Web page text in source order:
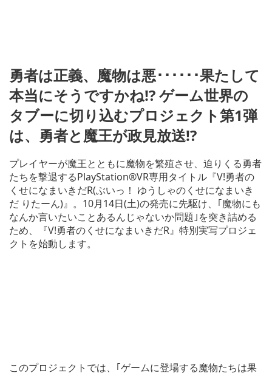
勇者は正義、魔物は悪･･････果たして
本当にそうですかね!? ゲーム世界の
タブーに切り込むプロジェクト第1弾
は、勇者と魔王が政見放送!?
プレイヤーが魔王とともに魔物を繁殖させ、迫りくる勇者
たちを撃退するPlayStation®VR専用タイトル『V!勇者の
くせになまいきだR(ぶいっ！ ゆうしゃのくせになまいき
だ りたーん)』。10月14日(土)の発売に先駆け、｢魔物にも
なんか言いたいことあるんじゃないか問題｣を突き詰める
ため、『V!勇者のくせになまいきだR』特別実写プロジェ
クトを始動します。
このプロジェクトでは、｢ゲームに登場する魔物たちは果